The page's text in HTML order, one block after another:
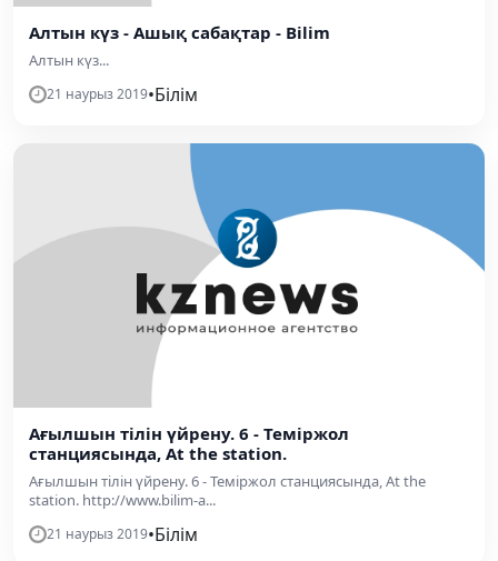
Алтын күз - Ашық сабақтар - Bilim
Алтын күз...
21 наурыз 2019•Білім
Ағылшын тілін үйрену. 6 - Теміржол
станциясында, At the station.
Ағылшын тілін үйрену. 6 - Теміржол станциясында, At the
station. http://www.bilim-a...
21 наурыз 2019•Білім